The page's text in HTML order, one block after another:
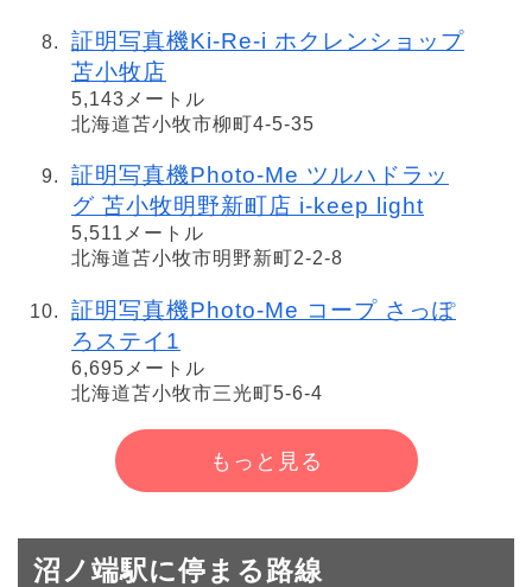
証明写真機Ki-Re-i ホクレンショップ
苫小牧店
5,143メートル
北海道苫小牧市柳町4-5-35
証明写真機Photo-Me ツルハドラッ
グ 苫小牧明野新町店 i-keep light
5,511メートル
北海道苫小牧市明野新町2-2-8
証明写真機Photo-Me コープ さっぽ
ろステイ1
6,695メートル
北海道苫小牧市三光町5-6-4
もっと見る
沼ノ端駅に停まる路線